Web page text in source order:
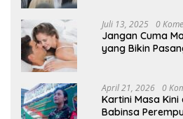
Juli 13, 2025 0
Jangan Cuma
yang Bikin
April 21, 2026 0
Kartini Masa Kini
Babinsa